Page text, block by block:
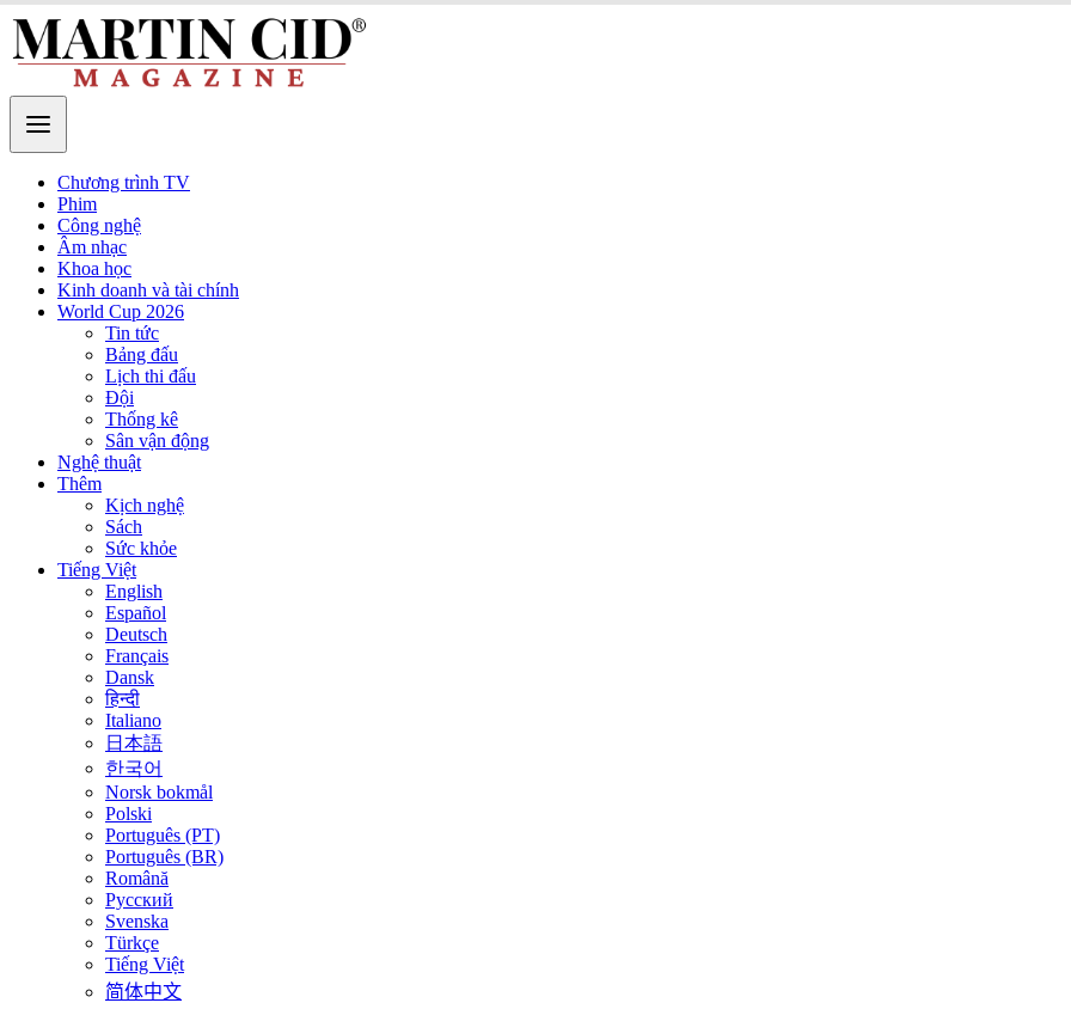
Chương trình TV
Phim
Công nghệ
Âm nhạc
Khoa học
Kinh doanh và tài chính
World Cup 2026
Tin tức
Bảng đấu
Lịch thi đấu
Đội
Thống kê
Sân vận động
Nghệ thuật
Thêm
Kịch nghệ
Sách
Sức khỏe
Tiếng Việt
English
Español
Deutsch
Français
Dansk
हिन्दी
Italiano
日本語
한국어
Norsk bokmål
Polski
Português (PT)
Português (BR)
Română
Русский
Svenska
Türkçe
Tiếng Việt
简体中文